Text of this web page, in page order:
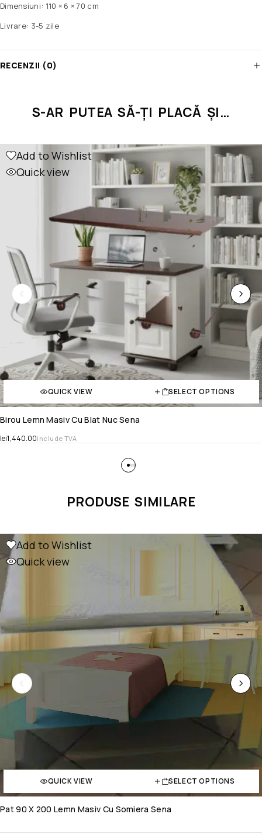
Dimensiuni: 110 × 6 × 70 cm
Livrare: 3-5 zile
RECENZII (0)
S-AR PUTEA SĂ-ȚI PLACĂ ȘI…
Add to Wishlist
Quick view
QUICK VIEW SELECT OPTIONS
Birou Lemn Masiv Cu Blat Nuc Sena
lei1,440.00include TVA
PRODUSE SIMILARE
Add to Wishlist
Quick view
QUICK VIEW SELECT OPTIONS
Pat 90 X 200 Lemn Masiv Cu Somiera Sena